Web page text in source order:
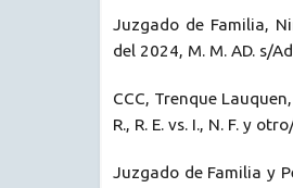
Juzgado de Familia,
del 2024, M. M. AD. s/
CCC, Trenque
R., R. E. vs. I., N. F. y
Juzgado de Familia y